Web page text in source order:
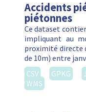
Accidents
piétonnes
Ce dataset
impliquant au
proximité directe
de 10m) entre
CSV
GPKG
WMS